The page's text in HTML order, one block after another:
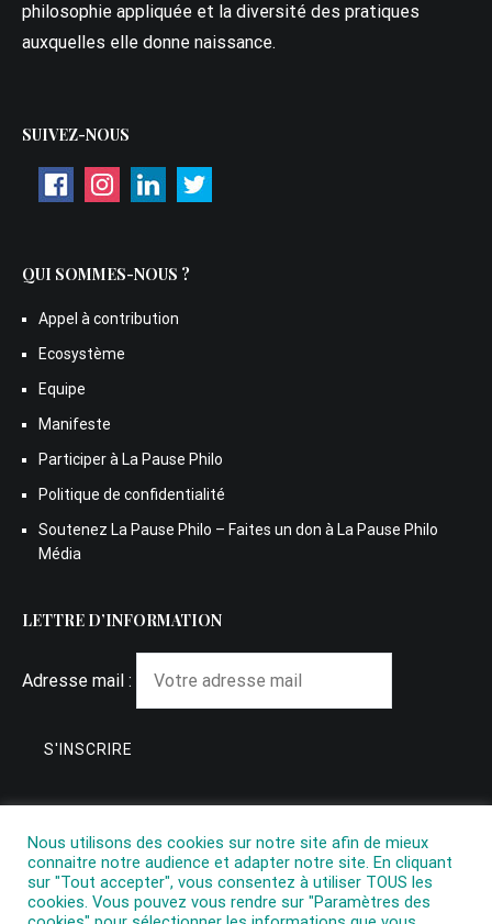
philosophie appliquée et la diversité des pratiques
auxquelles elle donne naissance.
SUIVEZ-NOUS
QUI SOMMES-NOUS ?
Appel à contribution
Ecosystème
Equipe
Manifeste
Participer à La Pause Philo
Politique de confidentialité
Soutenez La Pause Philo – Faites un don à La Pause Philo
Média
LETTRE D’INFORMATION
Adresse mail :
Nous utilisons des cookies sur notre site afin de mieux
connaitre notre audience et adapter notre site. En cliquant
sur "Tout accepter", vous consentez à utiliser TOUS les
cookies. Vous pouvez vous rendre sur "Paramètres des